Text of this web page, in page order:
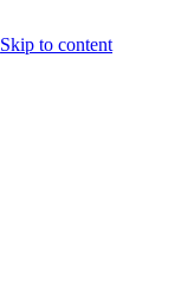
Skip to content